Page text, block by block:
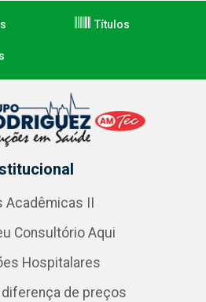
Títulos
Acadêmicas II
Consultório Aqui
Hospitalares
de preços